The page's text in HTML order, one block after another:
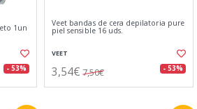
1un
- 53%
Veet bandas de cera depilatoria pure
piel sensible 16 uds.
VEET
3,54€ 7,50€ - 53%